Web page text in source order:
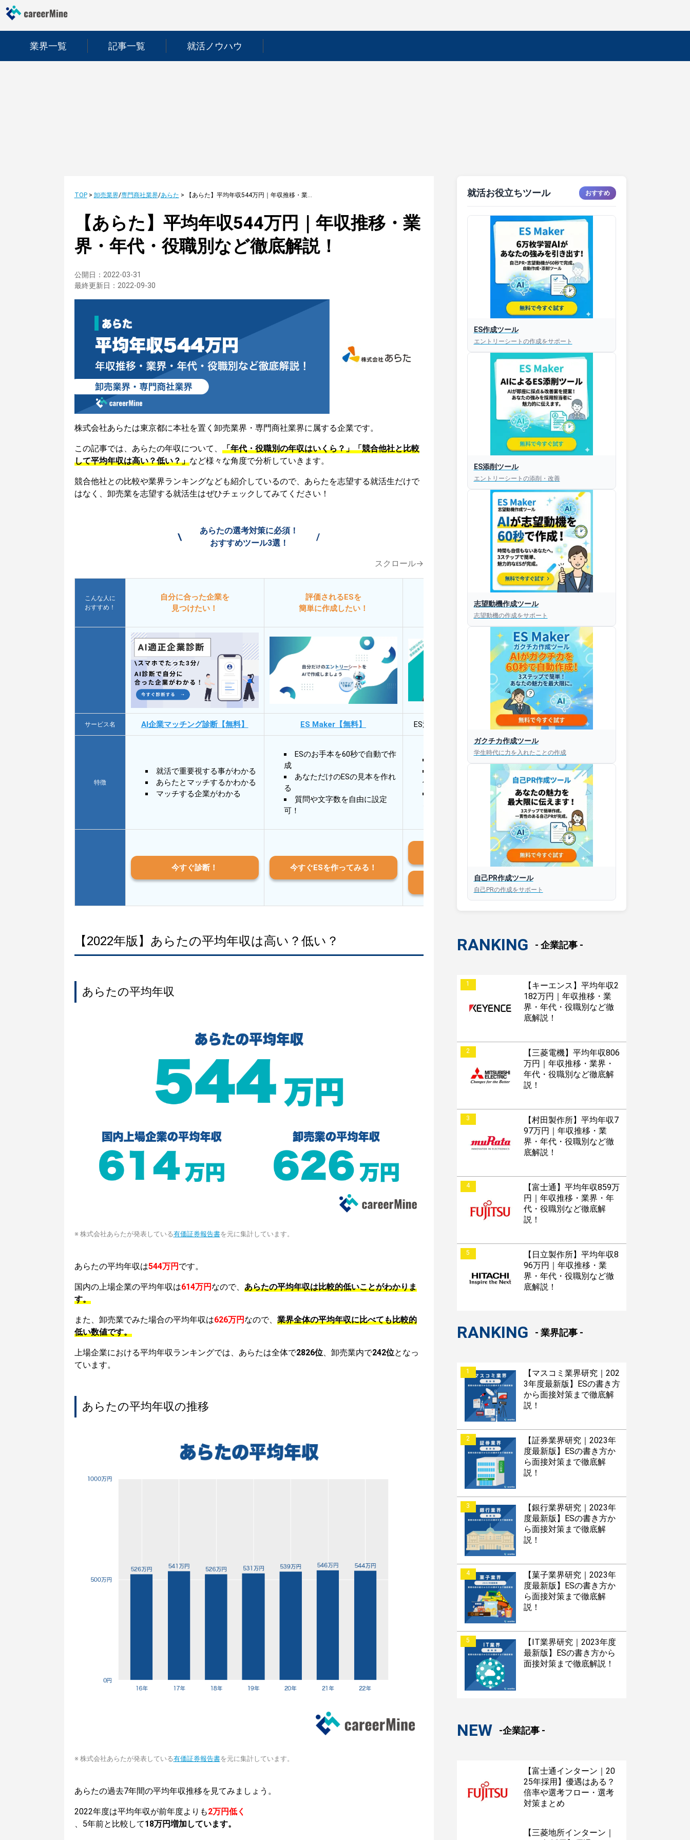
業界一覧 記事一覧 就活ノウハウ
TOP> 卸売業界/専門商社業界/あらた > 【あらた】平均年収544万円｜年収推移・業界・年代・役職別など徹底解説！
【あらた】平均年収544万円｜年収推移・業
界・年代・役職別など徹底解説！
公開日： 2022-03-31
最終更新日： 2022-09-30
株式会社あらたは東京都に本社を置く卸売業界・専門商社業界に属する企業です。
この記事では、あらたの年収について、 「年代・役職別の年収はいくら？」「競合他社と比較
して平均年収は高い？低い？」など様々な角度で分析していきます。
競合他社との比較や業界ランキングなども紹介しているので、あらたを志望する就活生だけで
はなく、卸売業を志望する就活生はぜひチェックしてみてください！
\
あらたの選考対策に必須！
おすすめツール3選！
/
スクロール→
こんな人に
おすすめ！
自分に合った企業を
見つけたい！
評価されるESを
簡単に作成したい！
添削してほしい！
サービス名 AI企業マッチング診断【無料】 ES Maker【無料】 ES添削・面接対策アプリ【無料】
特徴
就活で重要視する事がわかる
あらたとマッチするかわかる
マッチする企業がわかる
ESのお手本を60秒で自動で作
成
あなただけのESの見本を作れ
る
質問や文字数を自由に設定
可！
30秒以内にあなたのESを添削
30秒以内にあなただけのESを
作成
AIと対話して面接練習ができ
今すぐ診断！ 今すぐESを作ってみる！
iOS版はこちら
Android版はこちら
【2022年版】あらたの平均年収は高い？低い？
あらたの平均年収
※ 株式会社あらたが発表している有価証券報告書を元に集計しています。
あらたの平均年収は544万円 です。
国内の上場企業の平均年収は614万円 なので、 あらたの平均年収は比較的低いことがわかりま
す。
また、卸売業でみた場合の平均年収は626万円 なので、 業界全体の平均年収に比べても比較的
低い数値です。
上場企業における平均年収ランキングでは、あらたは全体で2826位、卸売業内で242位となっ
ています。
あらたの平均年収の推移
※ 株式会社あらたが発表している有価証券報告書を元に集計しています。
あらたの過去7年間の平均年収推移を見てみましょう。
2022年度は平均年収が前年度よりも2万円低く
、5年前と比較して18万円増加しています。
就活お役立ちツール おすすめ
ES作成ツール
エントリーシートの作成をサポート
ES添削ツール
エントリーシートの添削・改善
志望動機作成ツール
志望動機の作成をサポート
ガクチカ作成ツール
学生時代に力を入れたことの作成
自己PR作成ツール
自己PRの作成をサポート
RANKING - 企業記事 -
1
【キーエンス】平均年収2
182万円｜年収推移・業
界・年代・役職別など徹
底解説！
2
【三菱電機】平均年収806
万円｜年収推移・業界・
年代・役職別など徹底解
説！
3
【村田製作所】平均年収7
97万円｜年収推移・業
界・年代・役職別など徹
底解説！
4
【富士通】平均年収859万
円｜年収推移・業界・年
代・役職別など徹底解
説！
5
【日立製作所】平均年収8
96万円｜年収推移・業
界・年代・役職別など徹
底解説！
RANKING - 業界記事 -
1
【マスコミ業界研究｜202
3年度最新版】ESの書き方
から面接対策まで徹底解
説！
2
【証券業界研究｜2023年
度最新版】ESの書き方か
ら面接対策まで徹底解
説！
3
【銀行業界研究｜2023年
度最新版】ESの書き方か
ら面接対策まで徹底解
説！
4
【菓子業界研究｜2023年
度最新版】ESの書き方か
ら面接対策まで徹底解
説！
5
【IT業界研究｜2023年度
最新版】ESの書き方から
面接対策まで徹底解説！
NEW -企業記事 -
【富士通インターン｜20
25年採用】優遇はある？
倍率や選考フロー・選考
対策まとめ
【三菱地所インターン｜